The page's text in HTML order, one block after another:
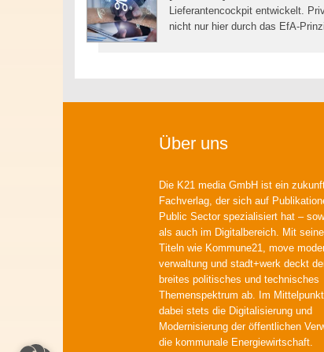
Lieferantencockpit entwickelt.
nicht nur hier durch das EfA-
Über uns
Die K21 media GmbH ist ein
Fachverlag, der sich auf
Public Sector spezialisiert hat –
als auch im Digitalbereich. Mit
Titeln wie Kommune21, move
verwaltung und stadt+werk deckt
breites politisches und technisches
Themenspektrum ab. Im
dabei stets die Digitalisierung und
Modernisierung der öffentlichen
die kommunale Energiewirtschaft.